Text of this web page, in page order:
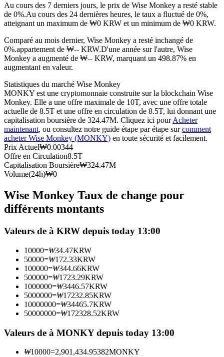
Futures USDC
Futures utilisant l'USDC comme garantie
Copie de Trading
Devenez un trader de copie
Profitez du partage des bénéfices et des commissions de copy
trading
Au cours des 7 derniers jours, le prix de Wise Monkey a resté stable
de 0%.Au cours des 24 dernières heures, le taux a fluctué de 0%,
atteignant un maximum de ₩0 KRW et un minimum de ₩0 KRW.
Comparé au mois dernier, Wise Monkey a resté inchangé de
0%.appartement de ₩-- KRW.D'une année sur l'autre, Wise
Monkey a augmenté de ₩-- KRW, marquant un 498.87% en
augmentant en valeur.
Statistiques du marché Wise Monkey
MONKY est une cryptomonnaie construite sur la blockchain Wise
Monkey. Elle a une offre maximale de 10T, avec une offre totale
actuelle de 8.5T et une offre en circulation de 8.5T, lui donnant une
capitalisation boursière de 324.47M. Cliquez ici pourAcheter
maintenant, ou consultez notre guide étape par étape surcomment
acheter Wise Monkey (MONKY) en toute sécurité et facilement.
Prix Actuel₩0.00344
Offre en Circulation8.5T
Capitalisation Boursière₩324.47M
Volume(24h)₩0
Wise Monkey Taux de change pour
différents montants
Valeurs de à KRW depuis today 13:00
10000=₩34.47KRW
50000=₩172.33KRW
100000=₩344.66KRW
500000=₩1723.29KRW
1000000=₩3446.57KRW
5000000=₩17232.85KRW
10000000=₩34465.7KRW
50000000=₩172328.52KRW
Valeurs de à MONKY depuis today 13:00
₩10000=2,901,434.95382MONKY